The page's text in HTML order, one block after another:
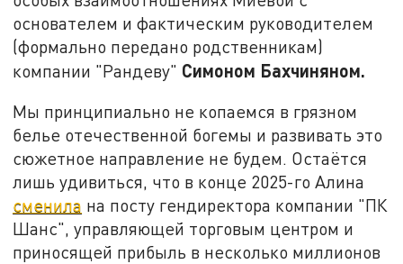
основателем и фактическим руководителем
(формально передано родственникам)
компании "Рандеву" Симоном Бахчиняном.
Мы принципиально не копаемся в грязном
белье отечественной богемы и развивать это
сюжетное направление не будем. Остаётся
лишь удивиться, что в конце 2025-го Алина
сменила на посту гендиректора компании "ПК
Шанс", управляющей торговым центром и
приносящей прибыль в несколько миллионов